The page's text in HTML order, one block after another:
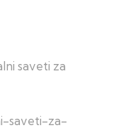
saveti za